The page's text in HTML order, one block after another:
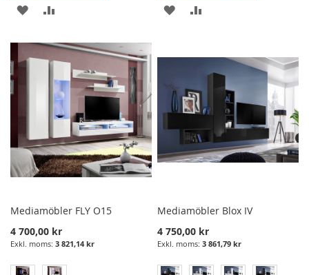
LÄGG
ÖNSKELISTAJÄMFÖRELSE
LÄGG
ÖNSKELISTA
JÄMFÖRELSE
Mediamöbler FLY O15
4 700,00 kr
3 821,14 kr
Mediamöbler Blox IV
4 750,00 kr
3 861,79 kr